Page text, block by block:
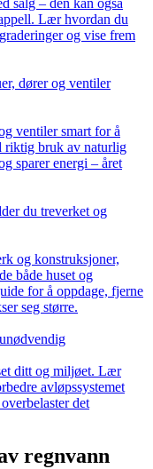
Lær hvordan du
og vise frem
dører og ventiler
ventiler smart for å
riktig bruk av naturlig
sparer energi – året
du treverket og
og konstruksjoner,
både huset og
for å oppdage, fjerne
seg større.
ditt og miljøet. Lær
avløpssystemet
det
regnvann